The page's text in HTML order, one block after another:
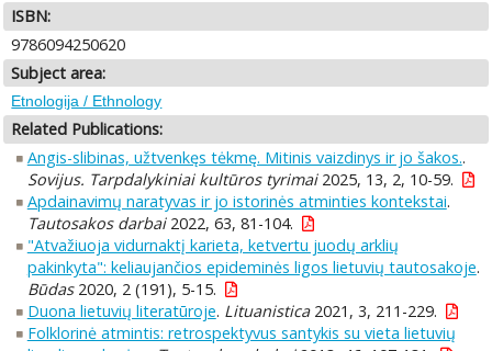
ISBN:
9786094250620
Subject area:
Etnologija / Ethnology
Related Publications:
Angis-slibinas, užtvenkęs tėkmę. Mitinis vaizdinys ir jo šakos..
Sovijus. Tarpdalykiniai kultūros tyrimai2025, 13, 2, 10-59.
Apdainavimų naratyvas ir jo istorinės atminties kontekstai.
Tautosakos darbai2022, 63, 81-104.
"Atvažiuoja vidurnaktį karieta, ketvertu juodų arklių
pakinkyta": keliaujančios epideminės ligos lietuvių tautosakoje.
Būdas2020, 2 (191), 5-15.
Duona lietuvių literatūroje. Lituanistica2021, 3, 211-229.
Folklorinė atmintis: retrospektyvus santykis su vieta lietuvių